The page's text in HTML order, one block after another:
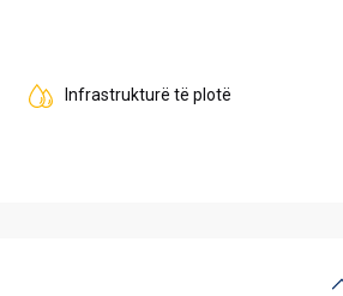
Infrastrukturë të plotë